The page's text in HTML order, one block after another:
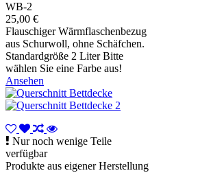
WB-2
25,00 €
Flauschiger Wärmflaschenbezug
aus Schurwoll, ohne Schäfchen.
Standardgröße 2 Liter Bitte
wählen Sie eine Farbe aus!
Ansehen
Nur noch wenige Teile
verfügbar
Produkte aus eigener Herstellung